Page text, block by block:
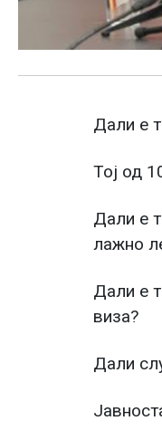
Дали е
Тој од
Дали е
лажно
Дали е
виза?
Дали